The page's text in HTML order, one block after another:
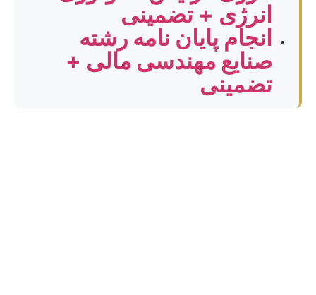
انرژی + تضمینی
انجام پایان نامه رشته
صنایع مهندسی مالی +
تضمینی